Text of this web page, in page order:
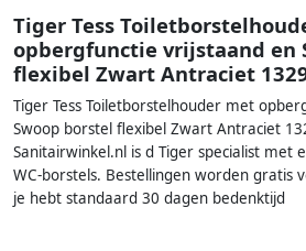
Tiger Tess
opbergfunctie vrijstaand en
flexibel Zwart Antraciet
Tiger Tess Toiletborstelhouder met
Swoop borstel flexibel Zwart Antraciet
Sanitairwinkel.nl is d Tiger specialist met
WC-borstels. Bestellingen worden gratis
je hebt standaard 30 dagen bedenktijd